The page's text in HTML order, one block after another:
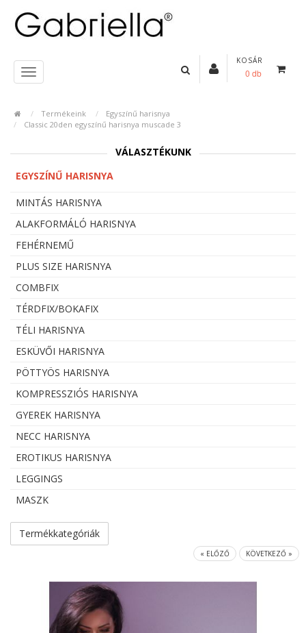
KOSÁR
0 db
Termékeink
Egyszínű harisnya
Classic 20den egyszínű harisnya muscade 3
VÁLASZTÉKUNK
EGYSZÍNŰ HARISNYA
MINTÁS HARISNYA
ALAKFORMÁLÓ HARISNYA
FEHÉRNEMŰ
PLUS SIZE HARISNYA
COMBFIX
TÉRDFIX/BOKAFIX
TÉLI HARISNYA
ESKÜVŐI HARISNYA
PÖTTYÖS HARISNYA
KOMPRESSZIÓS HARISNYA
GYEREK HARISNYA
NECC HARISNYA
EROTIKUS HARISNYA
LEGGINGS
MASZK
Termékkategóriák
« ELŐZŐ KÖVETKEZŐ »